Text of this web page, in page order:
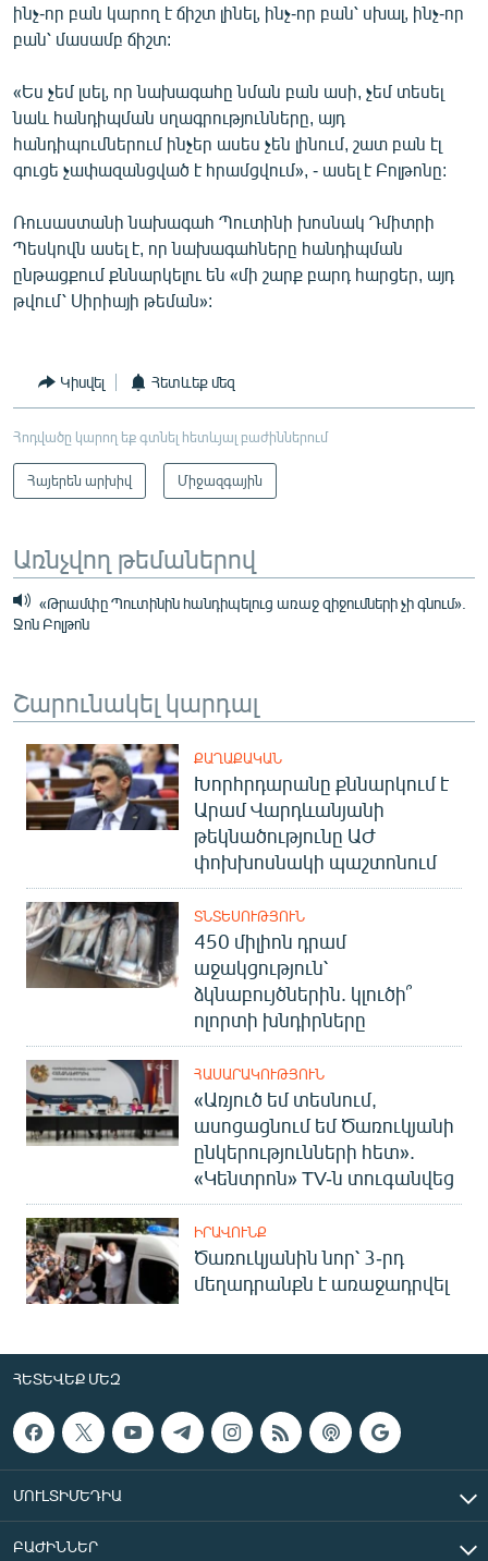
ինչ-որ բան կարող է ճիշտ լինել, ինչ-որ բան՝ սխալ, ինչ-որ
բան՝ մասամբ ճիշտ:
«Ես չեմ լսել, որ նախագահը նման բան ասի, չեմ տեսել
նաև հանդիպման սղագրությունները, այդ
հանդիպումներում ինչեր ասես չեն լինում, շատ բան էլ
գուցե չափազանցված է հրամցվում», - ասել է Բոլթոնը:
Ռուսաստանի նախագահ Պուտինի խոսնակ Դմիտրի
Պեսկովն ասել է, որ նախագահները հանդիպման
ընթացքում քննարկելու են «մի շարք բարդ հարցեր, այդ
թվում՝ Սիրիայի թեման»:
Կիսվել Հետևեք մեզ
Հոդվածը կարող եք գտնել հետևյալ բաժիններում
Հայերեն արխիվ Միջազգային
Առնչվող թեմաներով
«Թրամփը Պուտինին հանդիպելուց առաջ զիջումների չի գնում».
Ջոն Բոլթոն
Շարունակել կարդալ
ՔԱՂԱՔԱԿԱՆ
Խորհրդարանը քննարկում է
Արամ Վարդևանյանի
թեկնածությունը ԱԺ
փոխխոսնակի պաշտոնում
ՏՆՏԵՍՈՒԹՅՈՒՆ
450 միլիոն դրամ
աջակցություն՝
ձկնաբույծներին. կլուծի՞
ոլորտի խնդիրները
ՀԱՍԱՐԱԿՈՒԹՅՈՒՆ
«Առյուծ եմ տեսնում,
ասոցացնում եմ Ծառուկյանի
ընկերությունների հետ».
«Կենտրոն» TV-ն տուգանվեց
ԻՐԱՎՈՒՆՔ
Ծառուկյանին նոր՝ 3-րդ
մեղադրանքն է առաջադրվել
ՀԵՏԵՎԵՔ ՄԵԶ
ՄՈՒԼՏԻՄԵԴԻԱ
ԲԱԺԻՆՆԵՐ